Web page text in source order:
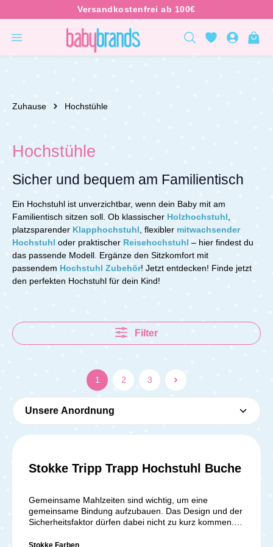
Zuhause Hochstühle
Hochstühle
Sicher und bequem am Familientisch
Ein Hochstuhl ist unverzichtbar, wenn dein Baby mit am
Familientisch sitzen soll. Ob klassischer Holzhochstuhl
platzsparender Klapphochstuhl , flexibler mitwachsender
Hochstuhl oder praktischer Reisehochstuhl – hier findest du
das passende Modell. Ergänze den Sitzkomfort mit
passendem Hochstuhl Zubehör! Jetzt entdecken! Finde jetzt
den perfekten Hochstuhl für dein Kind!
Filter
1 2 3
Durchschnittliche
Stokke Tripp Trapp Hochstuhl Buche
Gemeinsame Mahlzeiten sind wichtig, um eine
gemeinsame Bindung aufzubauen. Das Design und der
Sicherheitsfaktor dürfen dabei nicht zu kurz kommen.
solide Konstruktion sorgt für einen sicheren und
Stokke Farben